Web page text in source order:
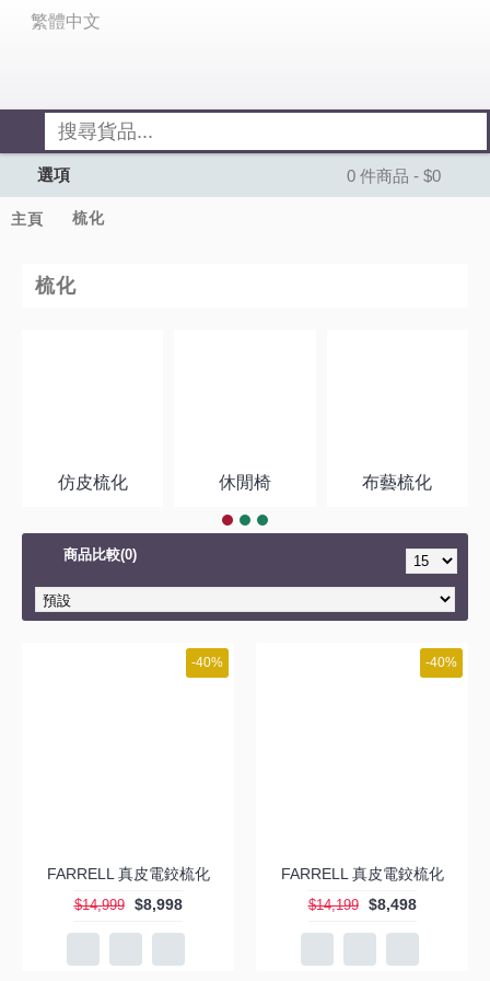
繁體中文
0 件商品 - $0
選項
主頁 梳化
梳化
仿皮梳化 休閒椅 布藝梳化
商品比較(0)
-40%
FARRELL 真皮電鉸梳化
$14,999 $8,998
-40%
FARRELL 真皮電鉸梳化
$14,199 $8,498